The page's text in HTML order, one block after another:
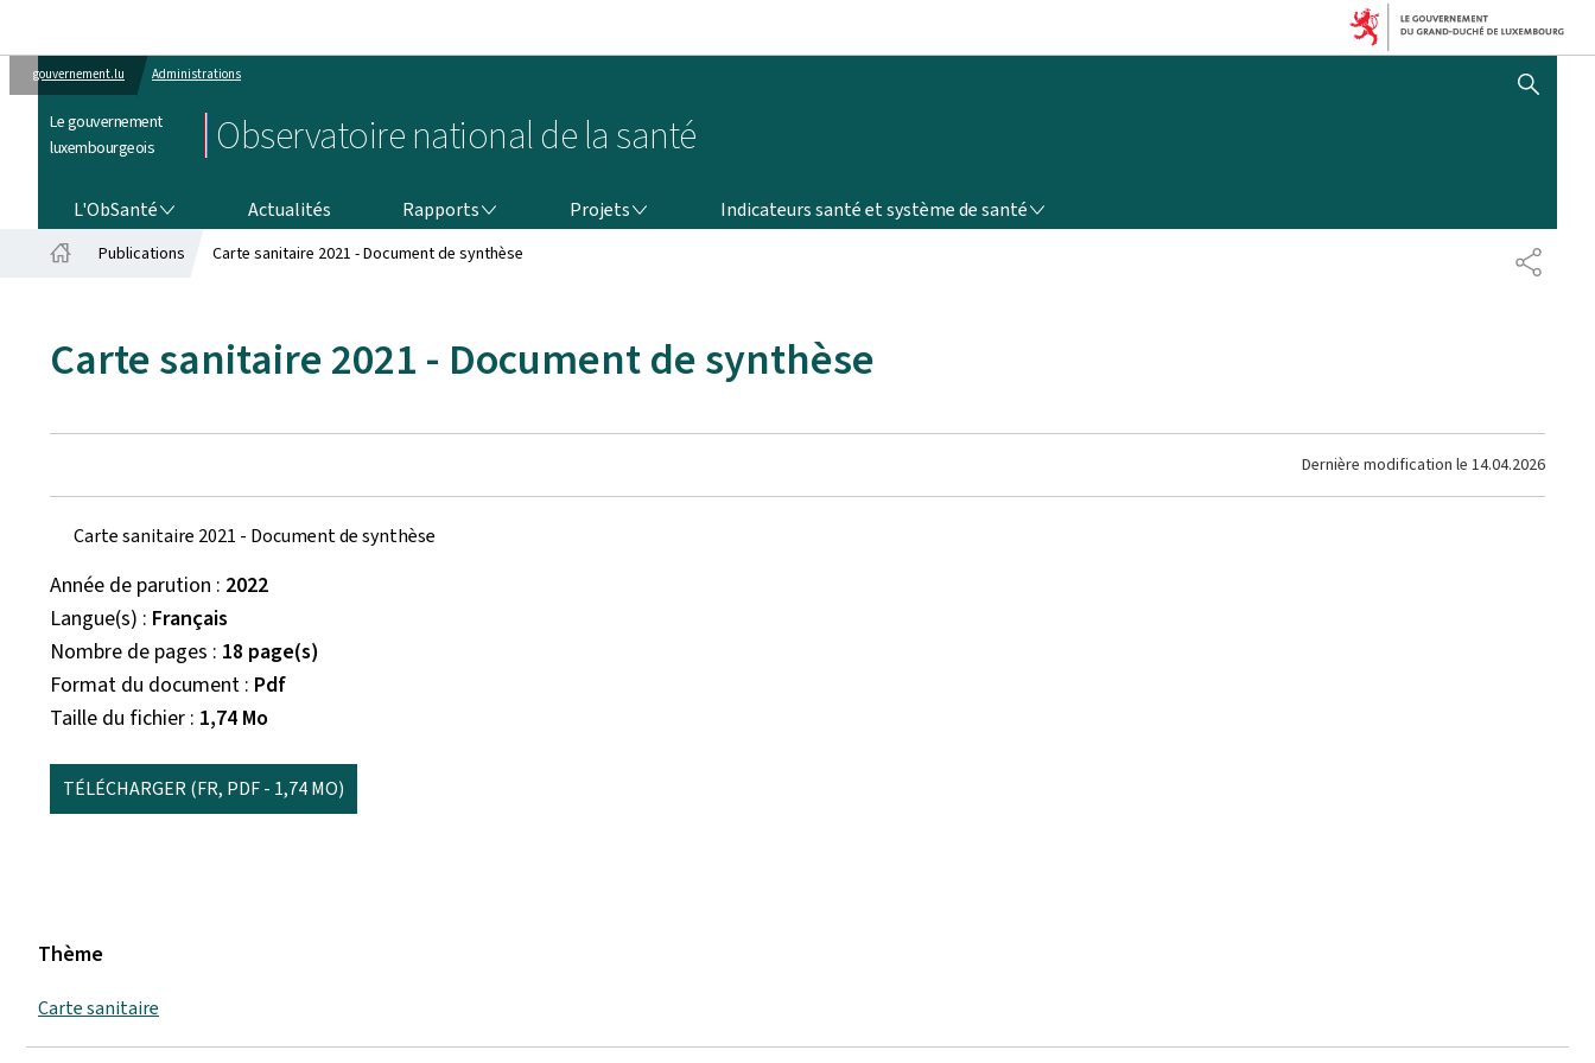
gouvernement.lu Administrations
Le gouvernement
luxembourgeois
Observatoire national de la santé
AFFICHER / MASQUER
L'ObSanté Actualités Rapports Projets Indicateurs santé et système de santé
Publications Carte sanitaire 2021 - Document de synthèse
Carte sanitaire 2021 - Document de synthèse
Dernière modification le 14.04.2026
Carte sanitaire 2021 - Document de synthèse
Année de parution 2022
Langue(s) Français
Nombre de pages 18 page(s)
Format du document Pdf
Taille du fichier 1,74 Mo
TÉLÉCHARGER(FR, PDF - 1,74 MO)
Thème
Carte sanitaire